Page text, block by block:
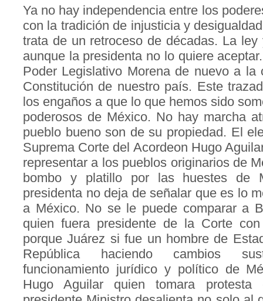
Ya no hay independencia entre los
con la tradición de injusticia y
trata de un retroceso de décadas. La
aunque la presidenta no lo quiere
Poder Legislativo Morena de nuevo a la
Constitución de nuestro país. Este
los engaños a que lo que hemos sido
poderosos de México. No hay marcha
pueblo bueno son de su propiedad. El
Suprema Corte del Acordeon Hugo
representar a los pueblos originarios de
bombo y platillo por las huestes de
presidenta no deja de señalar que es lo
a México. No se le puede comparar a
quien fuera presidente de la Corte
porque Juárez si fue un hombre de
República haciendo cambios
funcionamiento jurídico y político de
Hugo Aguilar quien tomara